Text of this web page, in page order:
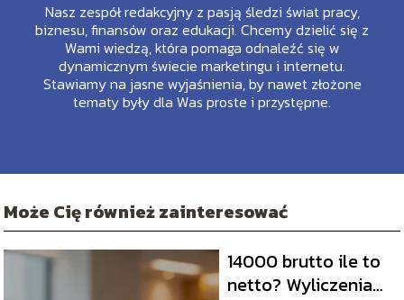
Nasz zespół redakcyjny z pasją śledzi świat pracy,
biznesu, finansów oraz edukacji. Chcemy dzielić się z
Wami wiedzą, która pomaga odnaleźć się w
dynamicznym świecie marketingu i internetu.
Stawiamy na jasne wyjaśnienia, by nawet złożone
tematy były dla Was proste i przystępne.
Może Cię również zainteresować
14000 brutto ile to
netto? Wyliczenia